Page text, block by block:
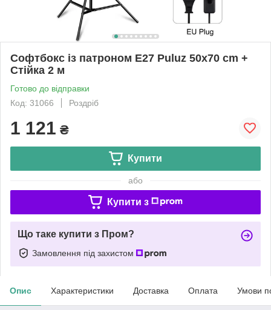
Софтбокс із патроном Е27 Puluz 50x70 cm +
Стійка 2 м
Готово до відправки
Код: 31066
Роздріб
1 121 ₴
Купити
або
Купити з
Що таке купити з Пром?
Замовлення під захистом
Опис Характеристики Доставка Оплата Умови